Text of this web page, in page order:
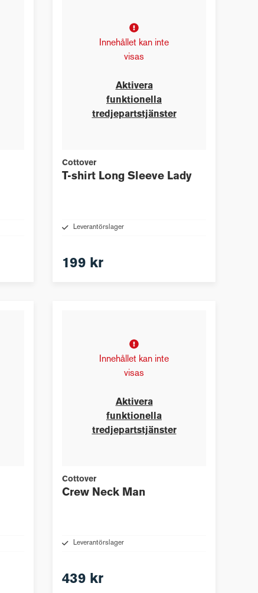
Innehållet kan inte
visas
Aktivera
funktionella
tredjepartstjänster
Cottover
T-shirt Long Sleeve Lady
Leverantörslager
199 kr
Innehållet kan inte
visas
Aktivera
funktionella
tredjepartstjänster
Cottover
Crew Neck Man
Leverantörslager
439 kr